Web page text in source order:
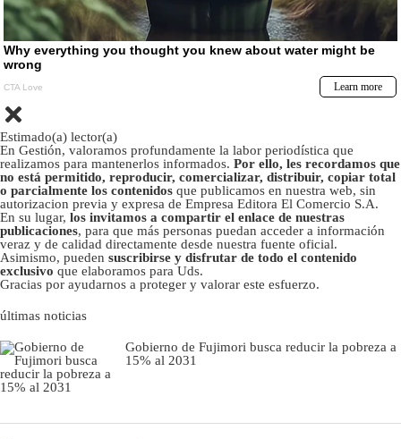
Estimado(a) lector(a)
En Gestión, valoramos profundamente la labor periodística que
realizamos para mantenerlos informados. Por ello, les recordamos que
no está permitido, reproducir, comercializar, distribuir, copiar total
o parcialmente los contenidos que publicamos en nuestra web, sin
autorizacion previa y expresa de Empresa Editora El Comercio S.A.
En su lugar, los invitamos a compartir el enlace de nuestras
publicaciones, para que más personas puedan acceder a información
veraz y de calidad directamente desde nuestra fuente oficial.
Asimismo, pueden suscribirse y disfrutar de todo el contenido
exclusivo que elaboramos para Uds.
Gracias por ayudarnos a proteger y valorar este esfuerzo.
últimas noticias
Gobierno de Fujimori busca reducir la pobreza a
15% al 2031